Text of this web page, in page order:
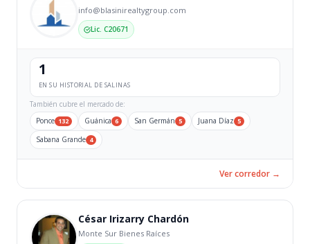
info@blasinirealtygroup.com
Lic. C20671
1
EN SU HISTORIAL DE SALINAS
También cubre el mercado de:
Ponce 132 Guánica 6 San Germán 5 Juana Díaz 5
Sabana Grande 4
Ver corredor →
César Irizarry Chardón
Monte Sur Bienes Raíces